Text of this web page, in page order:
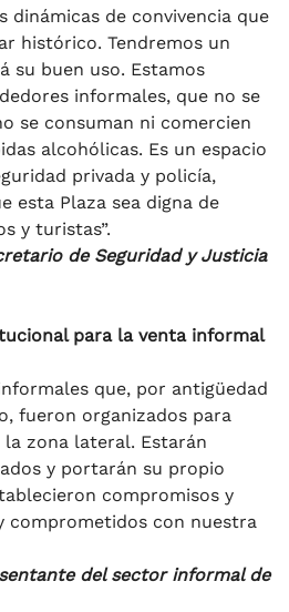
dinámicas de convivencia que
histórico. Tendremos un
su buen uso. Estamos
informales, que no se
se consuman ni comercien
alcohólicas. Es un espacio
privada y policía,
esta Plaza sea digna de
y turistas”.
de Seguridad y Justicia
para la venta informal
que, por antigüedad
fueron organizados para
zona lateral. Estarán
y portarán su propio
compromisos y
comprometidos con nuestra
del sector informal de